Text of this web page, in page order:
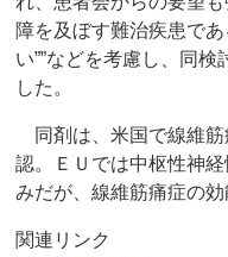
障を及ぼす難治疾患で
い””などを考慮し、同
した。
同剤は、米国で線維筋
認。ＥＵでは中枢性神
みだが、線維筋痛症の
関連リンク